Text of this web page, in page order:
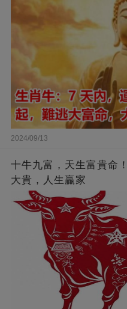
2024/09/13
十牛九富，天生富貴命
大貴，人生贏家